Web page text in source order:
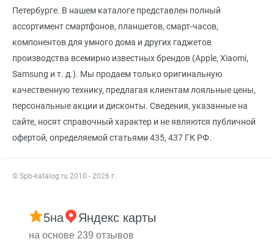
Петербурге. В нашем каталоге представлен полный
ассортимент смартфонов, планшетов, смарт-часов,
компонентов для умного дома и других гаджетов
производства всемирно известных брендов (Apple, Xiaomi,
Samsung и т. д.). Мы продаем только оригинальную
качественную технику, предлагая клиентам лояльные цены,
персональные акции и дисконты. Сведения, указанные на
сайте, носят справочный характер и не являются публичной
офертой, определяемой статьями 435, 437 ГК РФ.
© Spb-katalog.ru 2010 - 2026 г.
5на Яндекс карты
на основе 239 отзывов